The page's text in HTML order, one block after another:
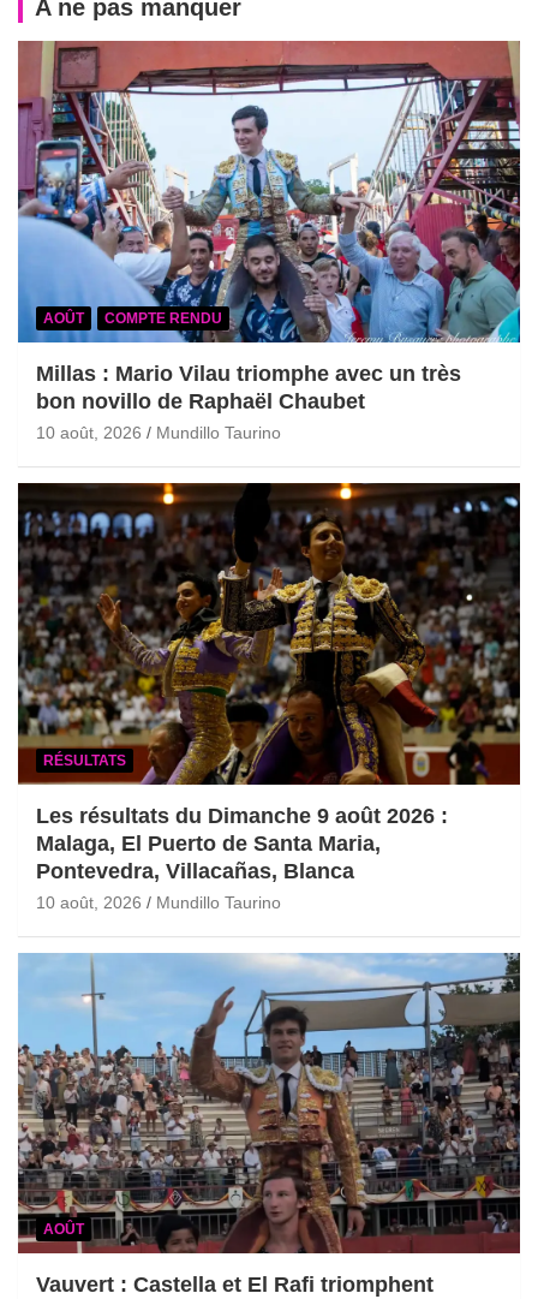
A ne pas manquer
AOÛT COMPTE RENDU
Millas : Mario Vilau triomphe avec un très
bon novillo de Raphaël Chaubet
10 août, 2026 Mundillo Taurino
RÉSULTATS
Les résultats du Dimanche 9 août 2026 :
Malaga, El Puerto de Santa Maria,
Pontevedra, Villacañas, Blanca
10 août, 2026 Mundillo Taurino
AOÛT
Vauvert : Castella et El Rafi triomphent